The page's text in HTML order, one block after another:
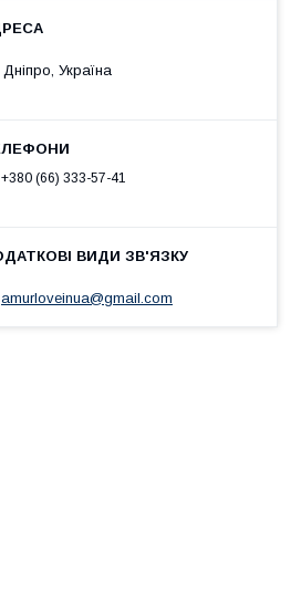
Дніпро, Україна
+380 (66) 333-57-41
amurloveinua@gmail.com